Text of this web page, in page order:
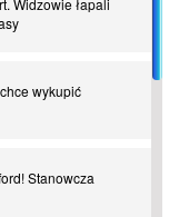
Widzowie łapali
wykupić
Stanowcza